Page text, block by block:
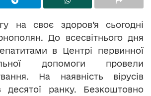
на своє здоров’я сьогодні
До всесвітнього дня
в Центрі первинної
допомоги провели
На наявність вірусів
десятої ранку. Безкоштовно